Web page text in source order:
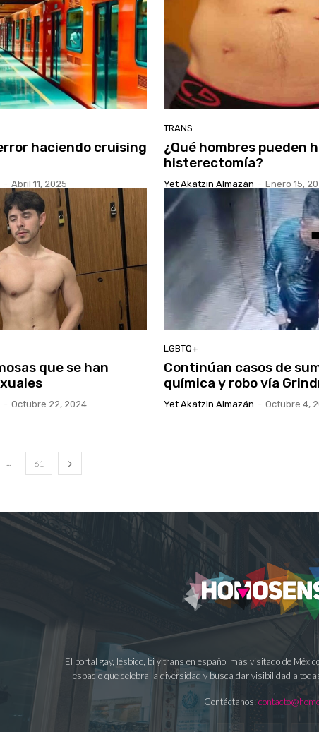
haciendo cruising
- Abril 11, 2025
TRANS
¿Qué hombres pueden
histerectomía?
Yet Akatzin Almazán - Enero 15,
que se han
- Octubre 22, 2024
LGBTQ+
Continúan casos de
química y robo vía
Yet Akatzin Almazán - Octubre 4,
... 61
El portal gay, lésbico, bi y trans en español más visitado de
espacio que celebra la diversidad y busca dar visibilidad a
Contáctanos: